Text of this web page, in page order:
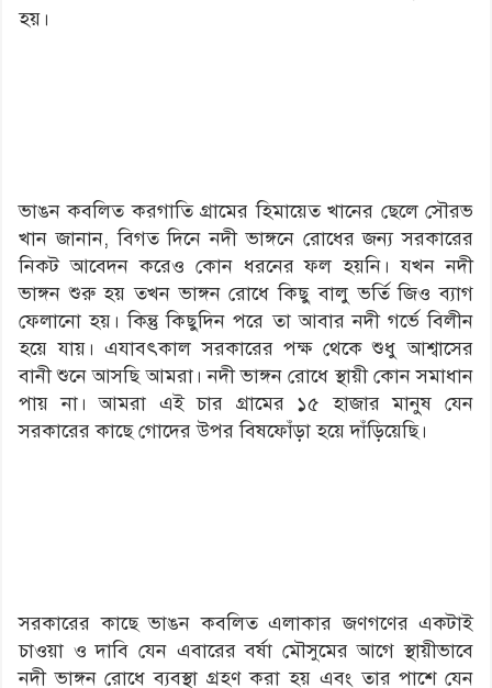
হয়।
ভাঙন কবলিত করগাতি গ্রামের হিমায়েত খানের ছেলে সৌরভ
খান জানান, বিগত দিনে নদী ভাঙ্গনে রোধের জন্য সরকারের
নিকট আবেদন করেও কোন ধরনের ফল হয়নি। যখন নদী
ভাঙ্গন শুরু হয় তখন ভাঙ্গন রোধে কিছু বালু ভর্তি জিও ব্যাগ
ফেলানো হয়। কিন্তু কিছুদিন পরে তা আবার নদী গর্ভে বিলীন
হয়ে যায়। এযাবৎকাল সরকারের পক্ষ থেকে শুধু আশ্বাসের
বানী শুনে আসছি আমরা। নদী ভাঙ্গন রোধে স্থায়ী কোন সমাধান
পায় না। আমরা এই চার গ্রামের ১৫ হাজার মানুষ যেন
সরকারের কাছে গোদের উপর বিষফোঁড়া হয়ে দাঁড়িয়েছি।
সরকারের কাছে ভাঙন কবলিত এলাকার জণগণের একটাই
চাওয়া ও দাবি যেন এবারের বর্ষা মৌসুমের আগে স্থায়ীভাবে
নদী ভাঙ্গন রোধে ব্যবস্থা গ্রহণ করা হয় এবং তার পাশে যেন